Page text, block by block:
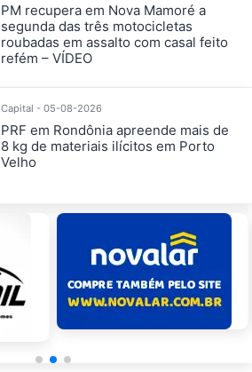
PM recupera em Nova Mamoré a
segunda das três motocicletas
roubadas em assalto com casal feito
refém – VÍDEO
Capital - 05-08-2026
PRF em Rondônia apreende mais de
8 kg de materiais ilícitos em Porto
Velho